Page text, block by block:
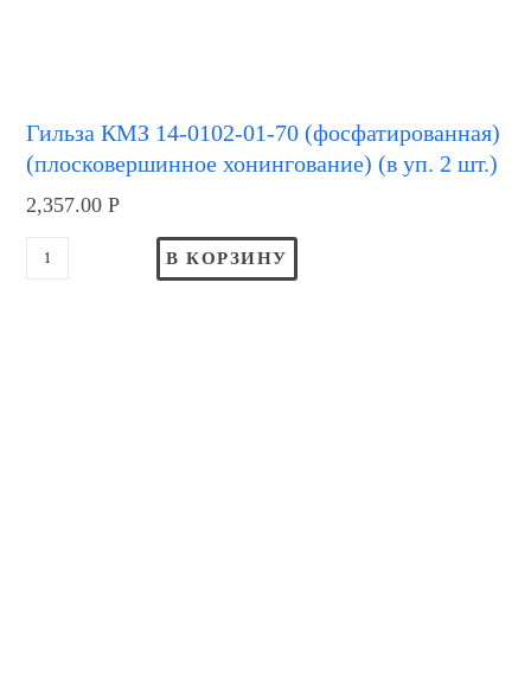
Гильза КМЗ 14-0102-01-70 (фосфатированная)
(плосковершинное хонингование) (в уп. 2 шт.)
2,357.00Р
В КОРЗИНУ